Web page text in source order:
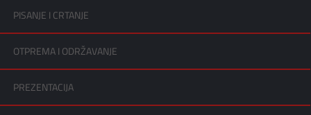
PISANJE I CRTANJE
OTPREMA I ODRŽAVANJE
PREZENTACIJA